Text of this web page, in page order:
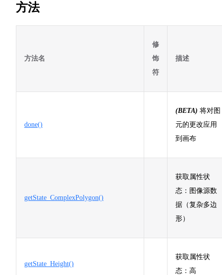
方法
方法名
修
饰
符
描述
done()
(BETA) 将对图
元的更改应用
到画布
getState_ComplexPolygon()
获取属性状
态：图像源数
据（复杂多边
形）
getState_Height()
获取属性状
态：高